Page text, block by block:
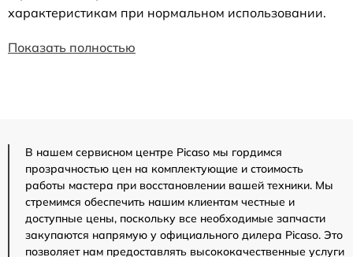
характеристикам при нормальном использовании.
Показать полностью
В нашем сервисном центре Picaso мы гордимся
прозрачностью цен на комплектующие и стоимость
работы мастера при восстановлении вашей техники. Мы
стремимся обеспечить нашим клиентам честные и
доступные цены, поскольку все необходимые запчасти
закупаются напрямую у официального дилера Picaso. Это
позволяет нам предоставлять высококачественные услуги